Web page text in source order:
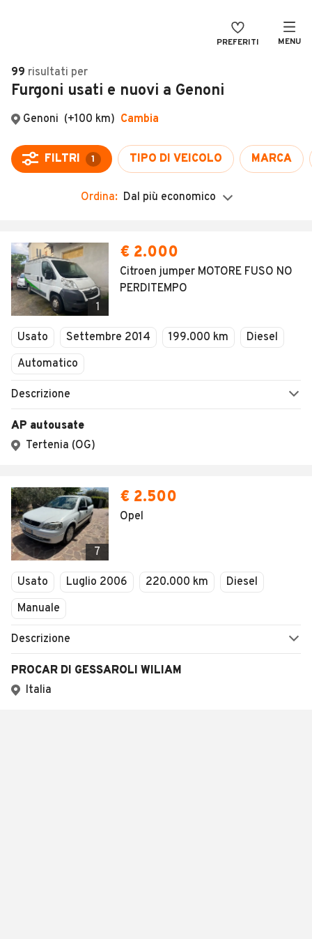
PREFERITI MENU
Auto
Auto usate
Auto Km 0
Auto Nuove
Noleggio a lungo termine
Moto
Camper
Veicoli Commerciali
Concessionari
VENDI
MAGAZINE
ACCEDI
99 risultati per
Furgoni usati e nuovi a Genoni
Genoni (+100 km) Cambia
FILTRI 1 TIPO DI VEICOLO MARCA
Ordina: Dal più economico